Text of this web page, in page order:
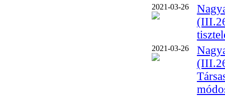
2021-03-26
2021-03-26